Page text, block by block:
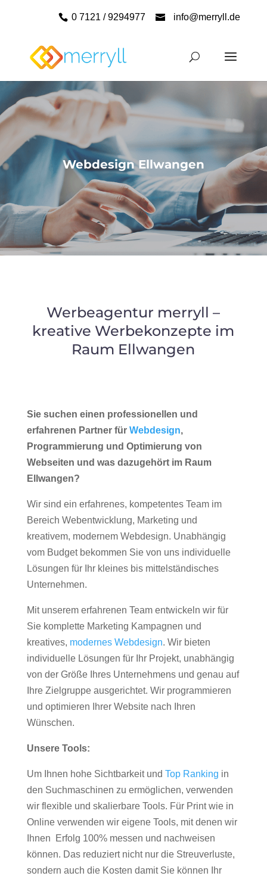
0 7121 / 9294977 info@merryll.de
Webdesign Ellwangen
Werbeagentur merryll –
kreative Werbekonzepte im
Raum Ellwangen
Sie suchen einen professionellen und
erfahrenen Partner für Webdesign,
Programmierung und Optimierung von
Webseiten und was dazugehört im Raum
Ellwangen?
Wir sind ein erfahrenes, kompetentes Team im
Bereich Webentwicklung, Marketing und
kreativem, modernem Webdesign. Unabhängig
vom Budget bekommen Sie von uns individuelle
Lösungen für Ihr kleines bis mittelständisches
Unternehmen.
Mit unserem erfahrenen Team entwickeln wir für
Sie komplette Marketing Kampagnen und
kreatives, modernes Webdesign. Wir bieten
individuelle Lösungen für Ihr Projekt, unabhängig
von der Größe Ihres Unternehmens und genau auf
Ihre Zielgruppe ausgerichtet. Wir programmieren
und optimieren Ihrer Website nach Ihren
Wünschen.
Unsere Tools:
Um Ihnen hohe Sichtbarkeit und Top Ranking in
den Suchmaschinen zu ermöglichen, verwenden
wir flexible und skalierbare Tools. Für Print wie in
Online verwenden wir eigene Tools, mit denen wir
Ihnen Erfolg 100% messen und nachweisen
können. Das reduziert nicht nur die Streuverluste,
sondern auch die Kosten damit Sie können Ihr